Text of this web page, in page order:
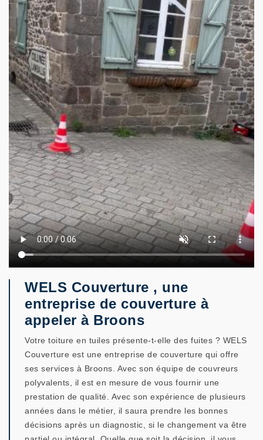
WELS Couverture , une
entreprise de couverture à
appeler à Broons
Votre toiture en tuiles présente-t-elle des fuites ? WELS
Couverture est une entreprise de couverture qui offre
ses services à Broons. Avec son équipe de couvreurs
polyvalents, il est en mesure de vous fournir une
prestation de qualité. Avec son expérience de plusieurs
années dans le métier, il saura prendre les bonnes
décisions après un diagnostic, si le changement va être